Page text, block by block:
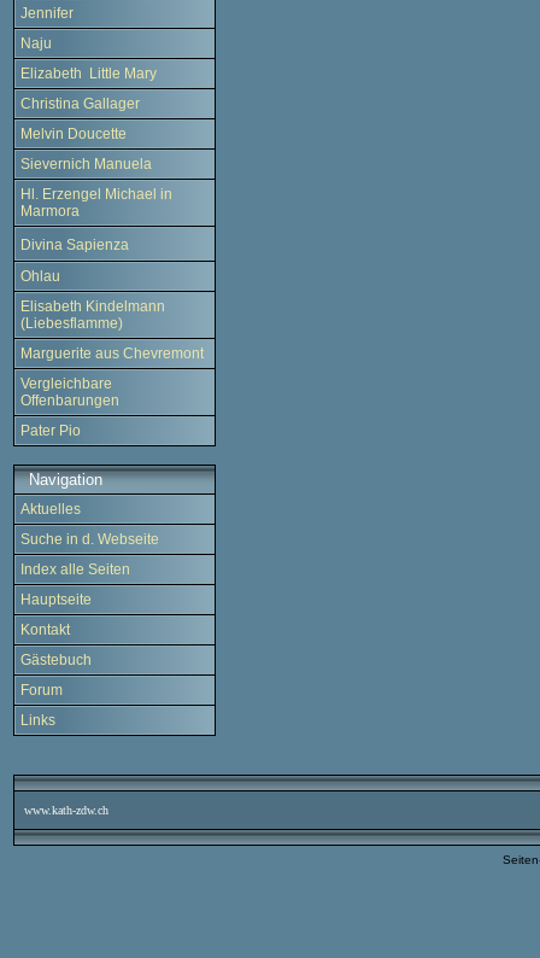
Jennifer
Naju
Elizabeth Little Mary
Christina Gallager
Melvin Doucette
Sievernich Manuela
Hl. Erzengel Michael in
Marmora
Divina Sapienza
Ohlau
Elisabeth Kindelmann
(Liebesflamme)
Marguerite aus Chevremont
Vergleichbare
Offenbarungen
Pater Pio
Navigation
Aktuelles
Suche in d. Webseite
Index alle Seiten
Hauptseite
Kontakt
Gästebuch
Forum
Links
www.kath-zdw.ch